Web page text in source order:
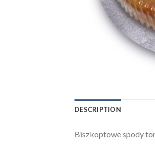
DESCRIPTION
Biszkoptowe spody